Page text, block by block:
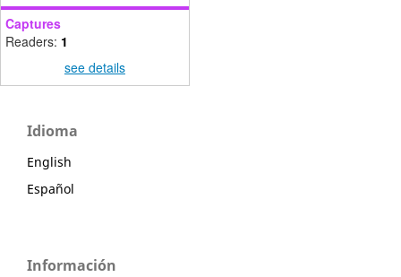
Captures
Readers: 1
see details
Idioma
English
Español
Información